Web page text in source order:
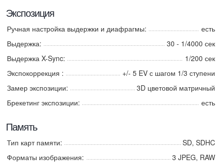
Экспозиция
Ручная настройка выдержки и диафрагмы:
есть
Выдержка:
30 - 1/4000 сек
Выдержка X-Sync:
1/200 сек
Экспокоррекция :
+/- 5 EV с шагом 1/3 ступени
Замер экспозиции:
3D цветовой матричный
Брекетинг экспозиции:
есть
Память
Тип карт памяти:
SD, SDHC
Форматы изображения:
3 JPEG, RAW